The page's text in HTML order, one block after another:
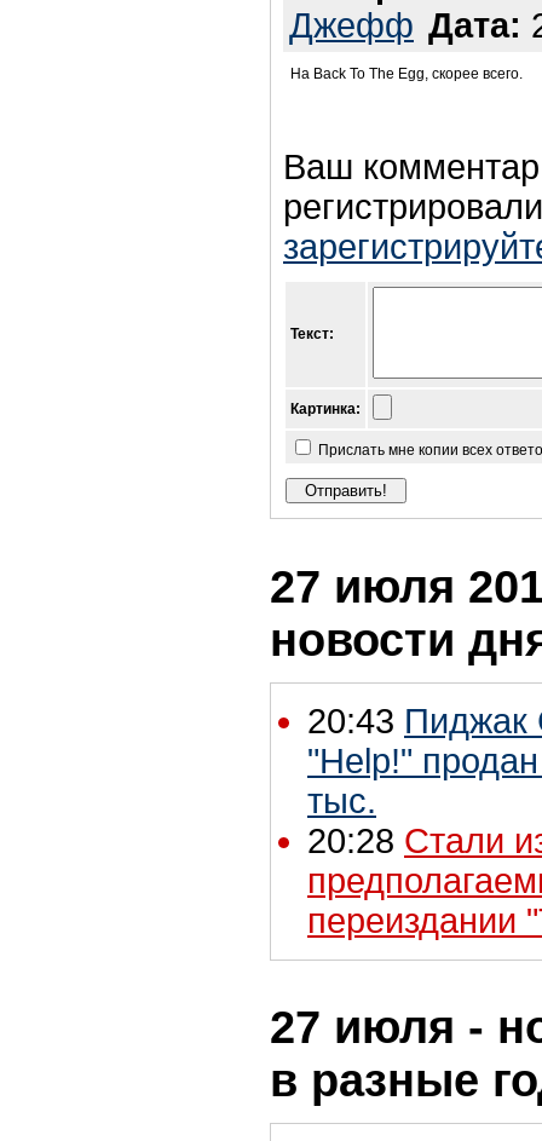
Джефф Дата:
На Back To The Egg, скорее всего.
Ваш
Текст:
Картинка:
Прислать мне копии всех
27 июля
новости
20:43 Пиджак
"Help!"
тыс.
20:28 Стали
переиздании
27 июля -
в разные